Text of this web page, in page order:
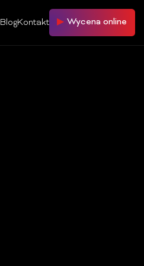
BlogKontakt Wycena online